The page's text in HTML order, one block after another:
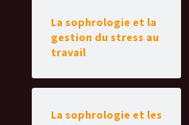
La sophrologie et la
gestion du stress au
travail
La sophrologie et les